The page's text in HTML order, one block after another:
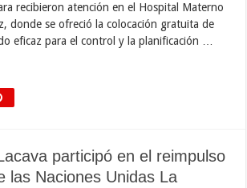
recibieron atención en el Hospital Materno
donde se ofreció la colocación gratuita de
eficaz para el control y la planificación …
participó en el reimpulso
las Naciones Unidas La